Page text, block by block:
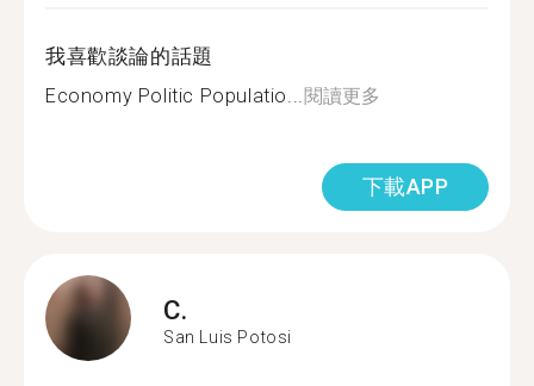
我喜歡談論的話題
Economy Politic Populatio...閱讀更多
下載APP
C.
San Luis Potosi